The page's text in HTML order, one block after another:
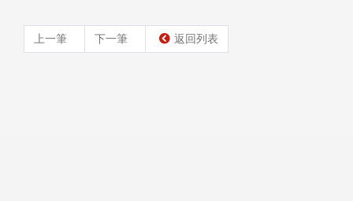
上一筆 下一筆 返回列表